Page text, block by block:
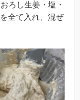
ろし生姜・塩・
全て入れ、混ぜ